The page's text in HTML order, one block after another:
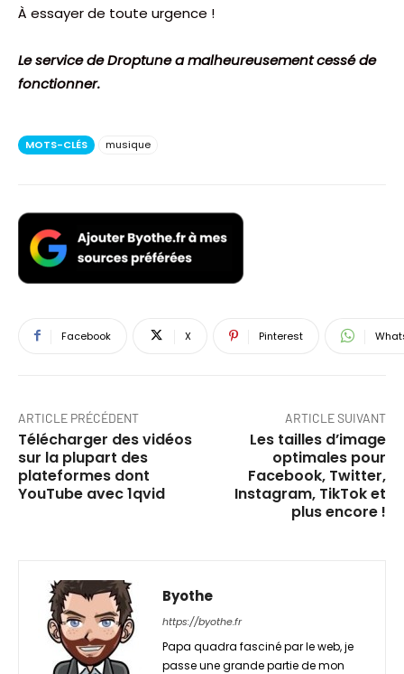
À essayer de toute urgence !
Le service deDroptunea malheureusement cessé de
fonctionner.
MOTS-CLÉS musique
Facebook X Pinterest
ARTICLE PRÉCÉDENT
Télécharger des vidéos
sur la plupart des
plateformes dont
YouTube avec 1qvid
ARTICLE SUIVANT
Les tailles d’image
optimales pour
Facebook, Twitter,
Instagram, TikTok et
plus encore !
Byothe
https://byothe.fr
Papa quadra fasciné par le web, je
passe une grande partie de mon